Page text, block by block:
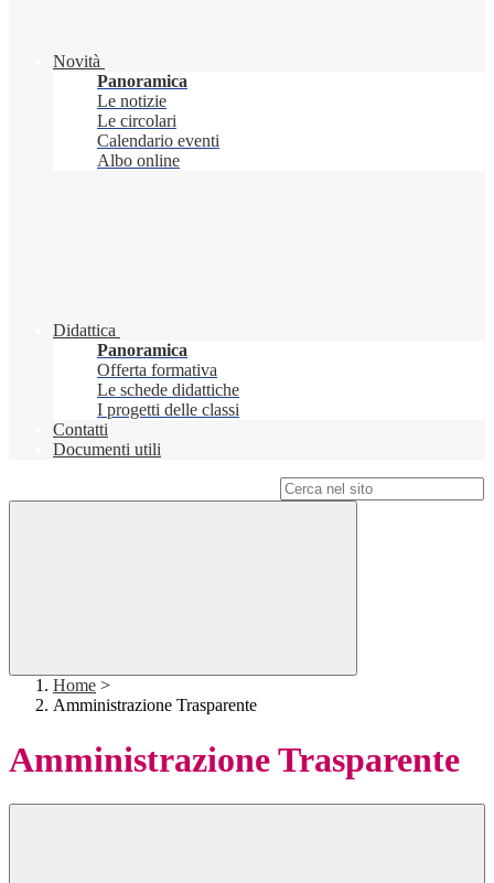
Novità
Panoramica
Le notizie
Le circolari
Calendario eventi
Albo online
Didattica
Panoramica
Offerta formativa
Le schede didattiche
I progetti delle classi
Contatti
Documenti utili
Home >
Amministrazione Trasparente
Amministrazione Trasparente